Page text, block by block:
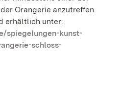
Orangerie anzutreffen.
erhältlich unter:
spiegelungen-kunst-
schloss-